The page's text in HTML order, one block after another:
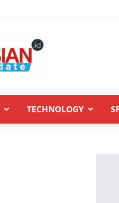
TECHNOLOGY